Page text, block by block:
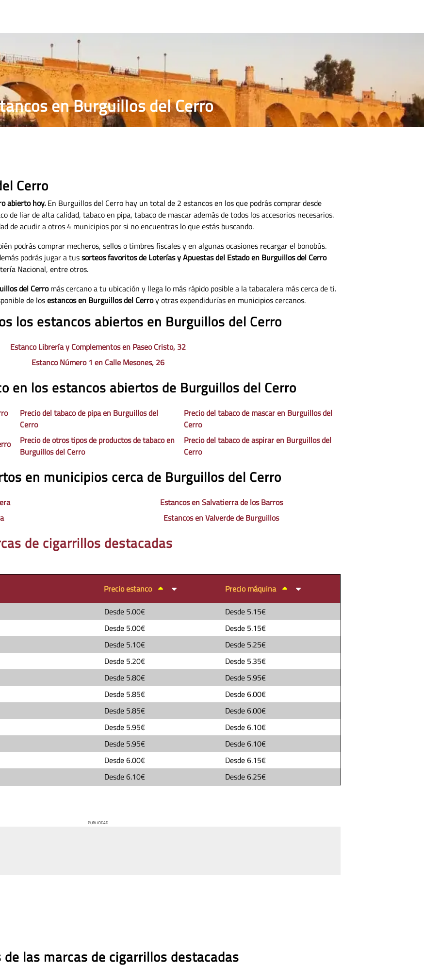
en Burguillos del Cerro
Cerro
abierto hoy. En Burguillos del Cerro hay un total de 2 estancos en los que podrás comprar desde
de liar de alta calidad, tabaco en pipa, tabaco de mascar además de todos los accesorios necesarios.
de acudir a otros 4 municipios por si no encuentras lo que estás buscando.
podrás comprar mecheros, sellos o timbres fiscales y en algunas ocasiones recargar el bonobús.
podrás jugar a tussorteos favoritos de Loterías y Apuestas del Estado en Burguillos del Cerro
Nacional, entre otros.
del Cerromás cercano a tu ubicación y llega lo más rápido posible a la tabacalera más cerca de ti.
de losestancos en Burguillos del Cerroy otras expendidurías en municipios cercanos.
los estancos abiertos en Burguillos del Cerro
Estanco Librería y Complementos en Paseo Cristo, 32
Estanco Número 1 en Calle Mesones, 26
en los estancos abiertos de Burguillos del Cerro
Precio del tabaco de pipa en Burguillos del
Cerro
Precio de otros tipos de productos de tabaco en
Burguillos del Cerro
Precio del tabaco de mascar en Burguillos del
Cerro
Precio del tabaco de aspirar en Burguillos del
Cerro
en municipios cerca de Burguillos del Cerro
Estancos en Salvatierra de los Barros
Estancos en Valverde de Burguillos
de cigarrillos destacadas
Precio estanco
Precio máquina
Desde 5.00€ Desde 5.15€
Desde 5.00€ Desde 5.15€
Desde 5.10€ Desde 5.25€
Desde 5.20€ Desde 5.35€
Desde 5.80€ Desde 5.95€
Desde 5.85€ Desde6.00€
Desde 5.85€ Desde6.00€
Desde 5.95€ Desde6.10€
Desde 5.95€ Desde6.10€
Desde6.00€ Desde6.15€
Desde6.10€ Desde6.25€
PUBLICIDAD
de las marcas de cigarrillos destacadas